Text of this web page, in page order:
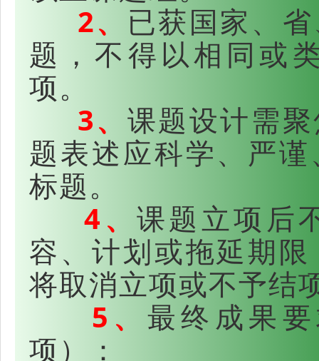
2、 已获国家、
题，不得以相同或
项。
3、 课题设计需
题表述应科学、严
标题。
4、课题立项后
容、计划或拖延期
将取消立项或不予结
5、 最终成果
项）：